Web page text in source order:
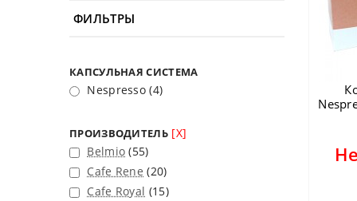
ФИЛЬТРЫ
КАПСУЛЬНАЯ СИСТЕМА
Nespresso (4)
ПРОИЗВОДИТЕЛЬ [X]
Belmio (55)
Cafe Rene (20)
Cafe Royal (15)